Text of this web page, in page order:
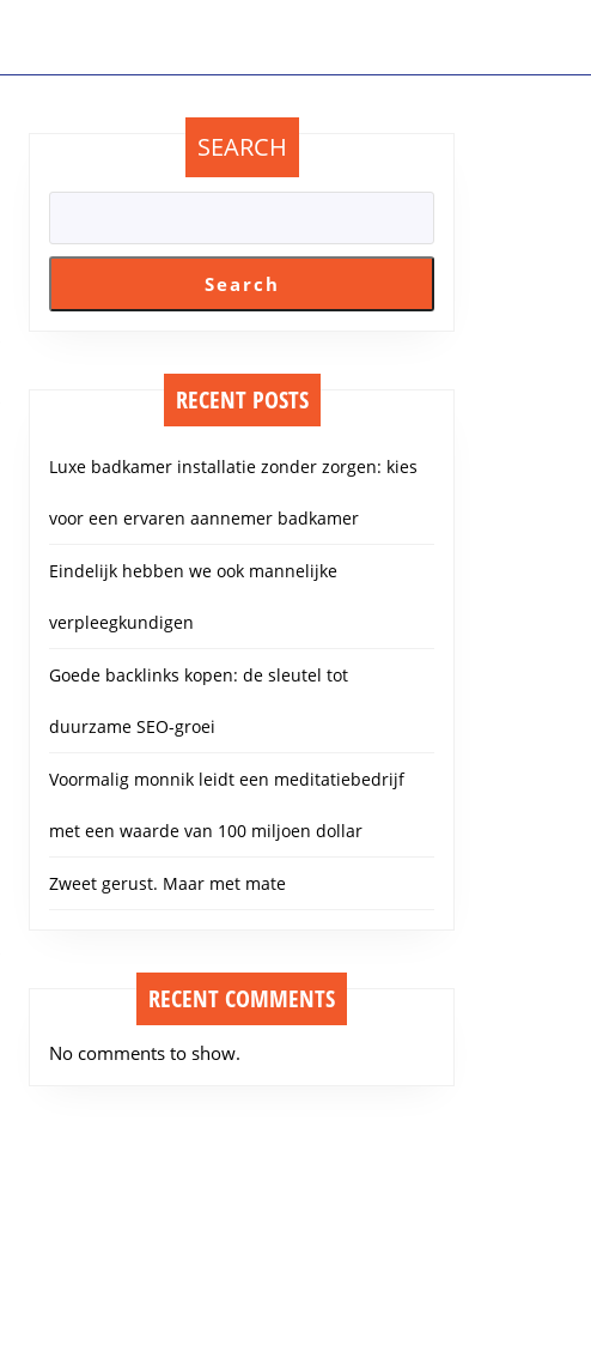
SEARCH
Search
RECENT POSTS
Luxe badkamer installatie zonder zorgen: kies
voor een ervaren aannemer badkamer
Eindelijk hebben we ook mannelijke
verpleegkundigen
Goede backlinks kopen: de sleutel tot
duurzame SEO-groei
Voormalig monnik leidt een meditatiebedrijf
met een waarde van 100 miljoen dollar
Zweet gerust. Maar met mate
RECENT COMMENTS
No comments to show.